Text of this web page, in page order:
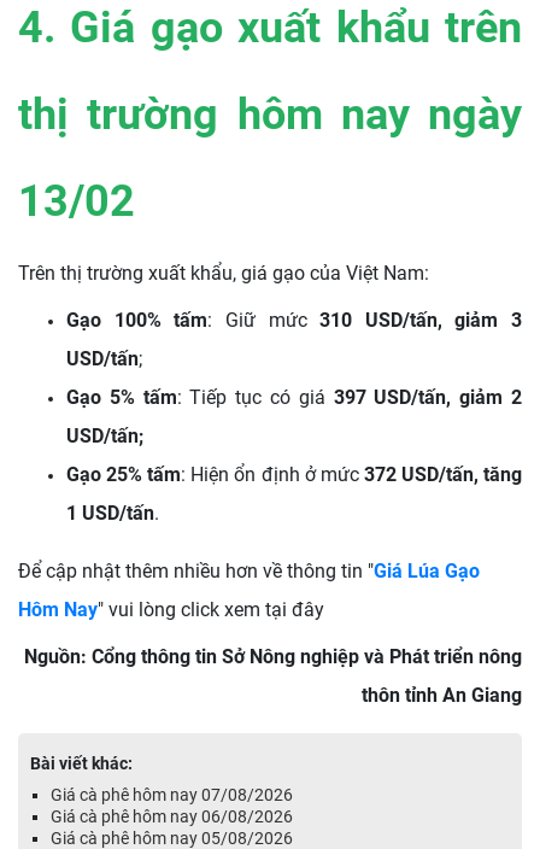
4. Giá gạo xuất khẩu trên
thị trường hôm nay ngày
13/02
Trên thị trường xuất khẩu, giá gạo của Việt Nam:
Gạo 100% tấm: Giữ mức310 USD/tấn, giảm 3
USD/tấn;
Gạo 5% tấm: Tiếp tục có giá 397 USD/tấn, giảm 2
USD/tấn;
Gạo 25% tấm: Hiện ổn định ở mức 372 USD/tấn, tăng
1 USD/tấn.
Để cập nhật thêm nhiều hơn về thông tin "Giá Lúa Gạo
Hôm Nay" vui lòng click xem tại đây
Nguồn: Cổng thông tin Sở Nông nghiệp và Phát triển nông
thôn tỉnh An Giang
Bài viết khác:
Giá cà phê hôm nay 07/08/2026
Giá cà phê hôm nay 06/08/2026
Giá cà phê hôm nay 05/08/2026